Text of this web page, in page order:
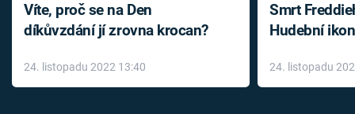
Víte, proč se na Den
díkůvzdání jí zrovna krocan?
24. listopadu 2022 13:40
Smrt
Hudební
léky
24. listopadu